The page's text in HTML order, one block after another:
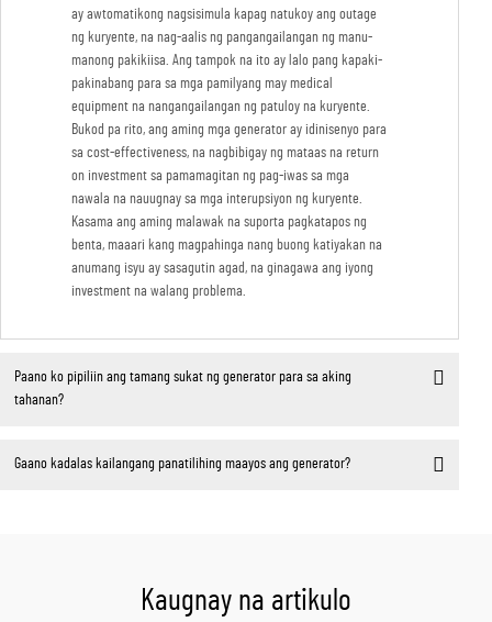
ay awtomatikong nagsisimula kapag natukoy ang outage
ng kuryente, na nag-aalis ng pangangailangan ng manu-
manong pakikiisa. Ang tampok na ito ay lalo pang kapaki-
pakinabang para sa mga pamilyang may medical
equipment na nangangailangan ng patuloy na kuryente.
Bukod pa rito, ang aming mga generator ay idinisenyo para
sa cost-effectiveness, na nagbibigay ng mataas na return
on investment sa pamamagitan ng pag-iwas sa mga
nawala na nauugnay sa mga interupsiyon ng kuryente.
Kasama ang aming malawak na suporta pagkatapos ng
benta, maaari kang magpahinga nang buong katiyakan na
anumang isyu ay sasagutin agad, na ginagawa ang iyong
investment na walang problema.
Paano ko pipiliin ang tamang sukat ng generator para sa aking
tahanan?
Gaano kadalas kailangang panatilihing maayos ang generator?
Kaugnay na artikulo